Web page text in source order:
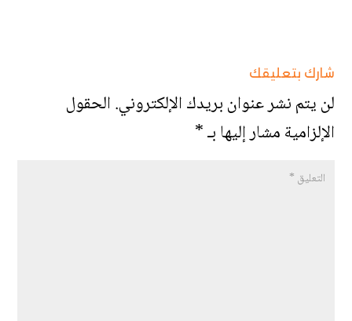
شارك بتعليقك
لن يتم نشر عنوان بريدك الإلكتروني.الحقول
الإلزامية مشار إليها بـ*